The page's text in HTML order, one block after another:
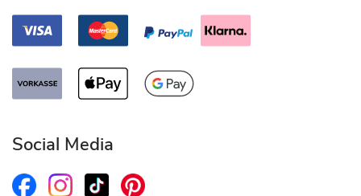
Social Media